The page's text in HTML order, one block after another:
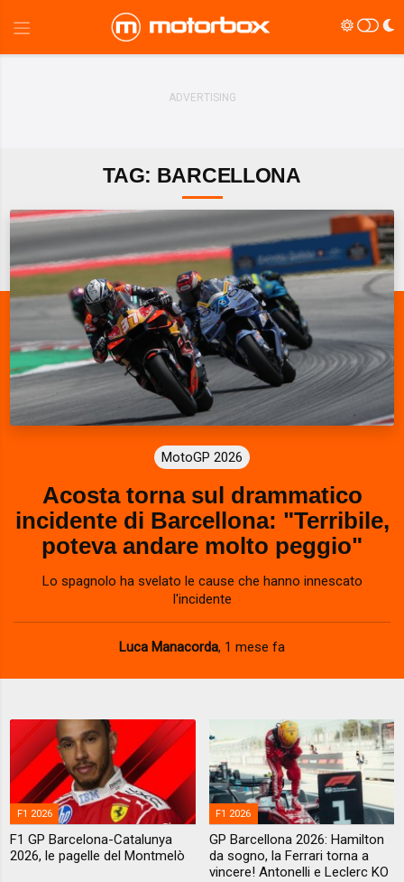
TAG: BARCELLONA
MotoGP 2026
Acosta torna sul drammatico
incidente di Barcellona: "Terribile,
poteva andare molto peggio"
Lo spagnolo ha svelato le cause che hanno innescato
l'incidente
Luca Manacorda, 1 mese fa
F1 2026
F1 GP Barcelona-Catalunya
2026, le pagelle del Montmelò
F1 2026
GP Barcellona 2026: Hamilton
da sogno, la Ferrari torna a
vincere! Antonelli e Leclerc KO